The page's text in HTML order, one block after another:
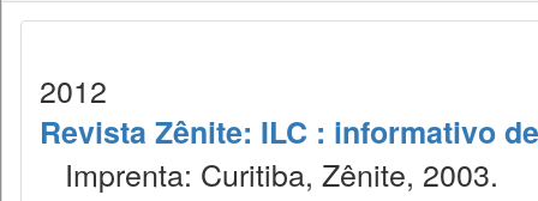
2012
Revista Zênite: ILC : informativo
Imprenta: Curitiba, Zênite, 2003.